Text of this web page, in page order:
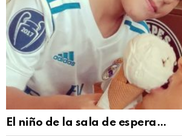
El niño de la sala de espera…